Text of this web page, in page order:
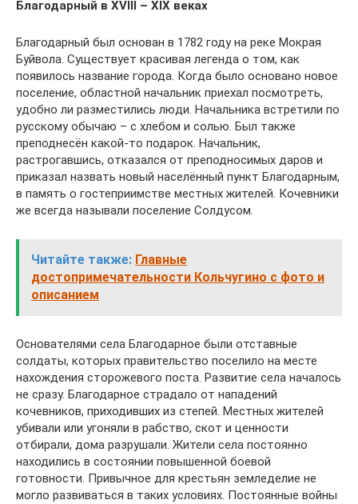
Благодарный в XVIII – XIX веках
Благодарный был основан в 1782 году на реке Мокрая
Буйвола. Существует красивая легенда о том, как
появилось название города. Когда было основано новое
поселение, областной начальник приехал посмотреть,
удобно ли разместились люди. Начальника встретили по
русскому обычаю – с хлебом и солью. Был также
преподнесён какой-то подарок. Начальник,
растрогавшись, отказался от преподносимых даров и
приказал назвать новый населённый пункт Благодарным,
в память о гостеприимстве местных жителей. Кочевники
же всегда называли поселение Солдусом.
Читайте также: Главные
достопримечательности Кольчугино с фото и
описанием
Основателями села Благодарное были отставные
солдаты, которых правительство поселило на месте
нахождения сторожевого поста. Развитие села началось
не сразу. Благодарное страдало от нападений
кочевников, приходивших из степей. Местных жителей
убивали или угоняли в рабство, скот и ценности
отбирали, дома разрушали. Жители села постоянно
находились в состоянии повышенной боевой
готовности. Привычное для крестьян земледелие не
могло развиваться в таких условиях. Постоянные войны